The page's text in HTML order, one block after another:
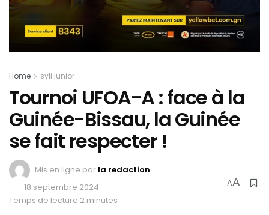
Home syli junior
Tournoi UFOA-A : face à la
Guinée-Bissau, la Guinée
se fait respecter !
Mis en ligne par la redaction
18 septembre 2024
Temps de lecture:2 minutes
AA